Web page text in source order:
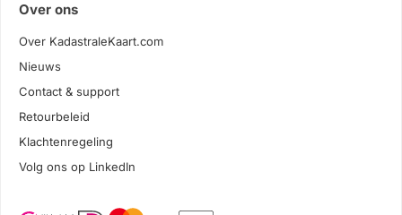
Over ons
Over KadastraleKaart.com
Nieuws
Contact & support
Retourbeleid
Klachtenregeling
Volg ons op LinkedIn